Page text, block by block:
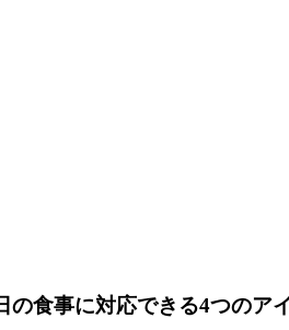
の食事に対応できる4つのア